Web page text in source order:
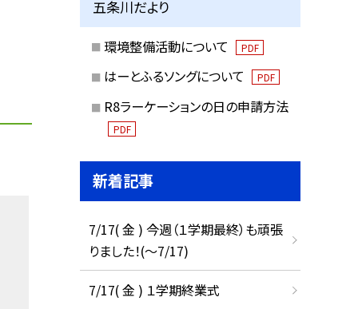
五条川だより
環境整備活動について PDF
はーとふるソングについて PDF
R8ラーケーションの日の申請方法
PDF
新着記事
7/17( 金 ) 今週（１学期最終）も頑張
りました！(〜7/17)
7/17( 金 ) １学期終業式